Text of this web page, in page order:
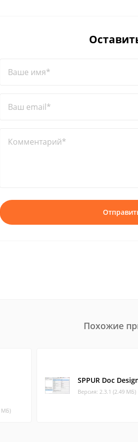
Ваше имя*
Ваш email*
Комментарий*
Похожие
МБ)
SPPUR Doc
Версия: 2.3.1 (2.49 МБ)